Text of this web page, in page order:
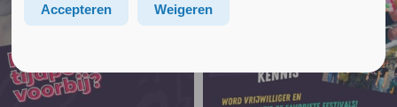
Accepteren Weigeren